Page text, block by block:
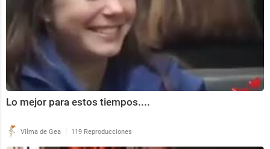
Lo mejor para estos tiempos....
Vilma de Gea | 119 Reproducciones